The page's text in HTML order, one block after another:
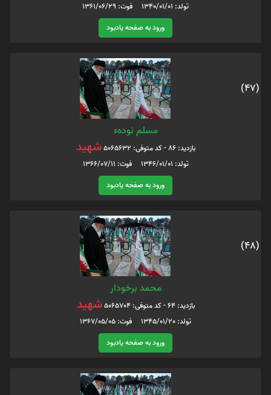
تولد: 1340/01/01 فوت: 1361/06/29
ورود به صفحه یادبود
(47)
مسلم نودهء
بازدید: 86 - کد متوفی: 5065632 شهید
تولد: 1346/01/01 فوت: 1366/07/11
ورود به صفحه یادبود
(48)
محمد برخودار
بازدید: 64 - کد متوفی: 5065704 شهید
تولد: 1345/01/20 فوت: 1367/05/05
ورود به صفحه یادبود